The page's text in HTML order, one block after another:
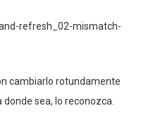
cambiarlo rotundamente
sea, lo reconozca.